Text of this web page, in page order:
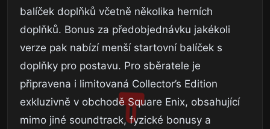
balíček doplňků včetně několika herních
doplňků. Bonus za předobjednávku jakékoli
verze pak nabízí menší startovní balíček s
doplňky pro postavu. Pro sběratele je
připravena i limitovaná Collector’s Edition
exkluzivně v obchodě Square Enix, obsahující
mimo jiné soundtrack, fyzické bonusy a